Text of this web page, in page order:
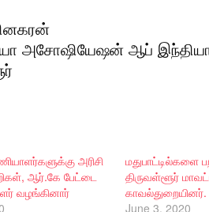
அசோஷியேஷன் ஆப்
அரிசி
ஆர்.கே பேட்டை
வழங்கினார்
மதுபாட்டில்களை
திருவள்ளூர் மாவட்ட
காவல்துறையினர்.
June 3, 2020